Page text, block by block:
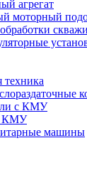
агрегат
моторный
техника
с КМУ
КМУ
машины